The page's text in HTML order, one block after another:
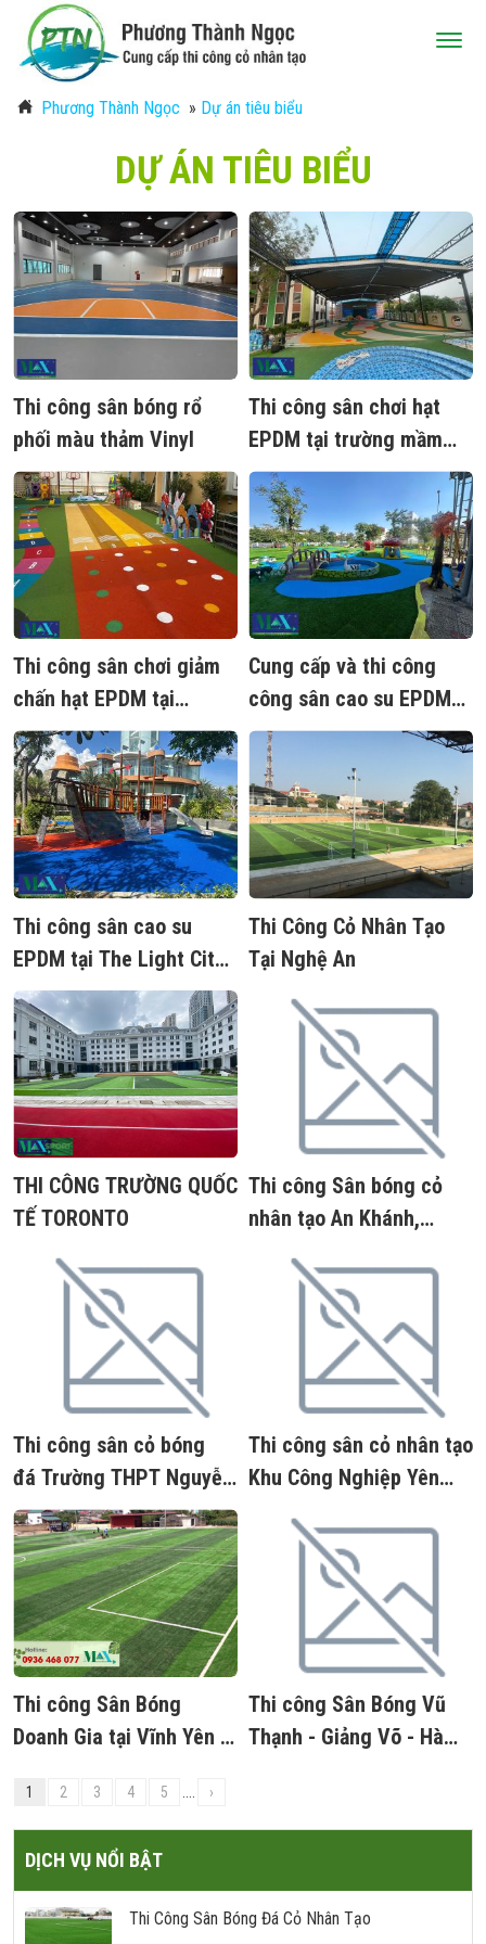
Phương Thành Ngọc » Dự án tiêu biểu
DỰ ÁN TIÊU BIỂU
Thi công sân bóng rổ
phối màu thảm Vinyl
Thi công sân chơi hạt
EPDM tại trường mầm
non Liên Hà - Đông anh -
Hà Nội
Thi công sân chơi giảm
chấn hạt EPDM tại
trường mầm non Việt Mỹ
Hạnh Thông - HCM
Cung cấp và thi công
công sân cao su EPDM
trường mầm non
Thi công sân cao su
EPDM tại The Light City
TP. HCM
Thi Công Cỏ Nhân Tạo
Tại Nghệ An
THI CÔNG TRƯỜNG QUỐC
TẾ TORONTO
Thi công Sân bóng cỏ
nhân tạo An Khánh,
Giám, Thanh Xuân, Hà
Thi công sân cỏ bóng
đá Trường THPT Nguyễn
Đăng Đạo, TT.Lim, Tiên
Du, Bắc Ninh
Thi công sân cỏ nhân tạo
Khu Công Nghiệp Yên
Thị Xã Phổ Yên, Tỉnh
Thái Nguyên
Thi công Sân Bóng
Doanh Gia tại Vĩnh Yên -
Thi công Sân Bóng Vũ
Thạnh - Giảng Võ - Hà
1 2 3 4 5 .... ›
DỊCH VỤ NỔI BẬT
Thi Công Sân Bóng Đá Cỏ Nhân Tạo